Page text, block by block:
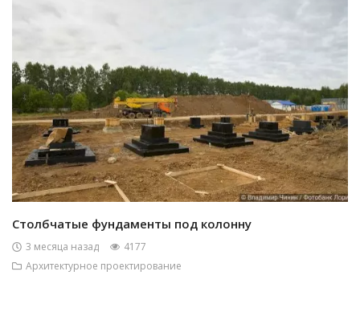
Столбчатые фундаменты под колонну
3 месяца назад
4177
Архитектурное проектирование